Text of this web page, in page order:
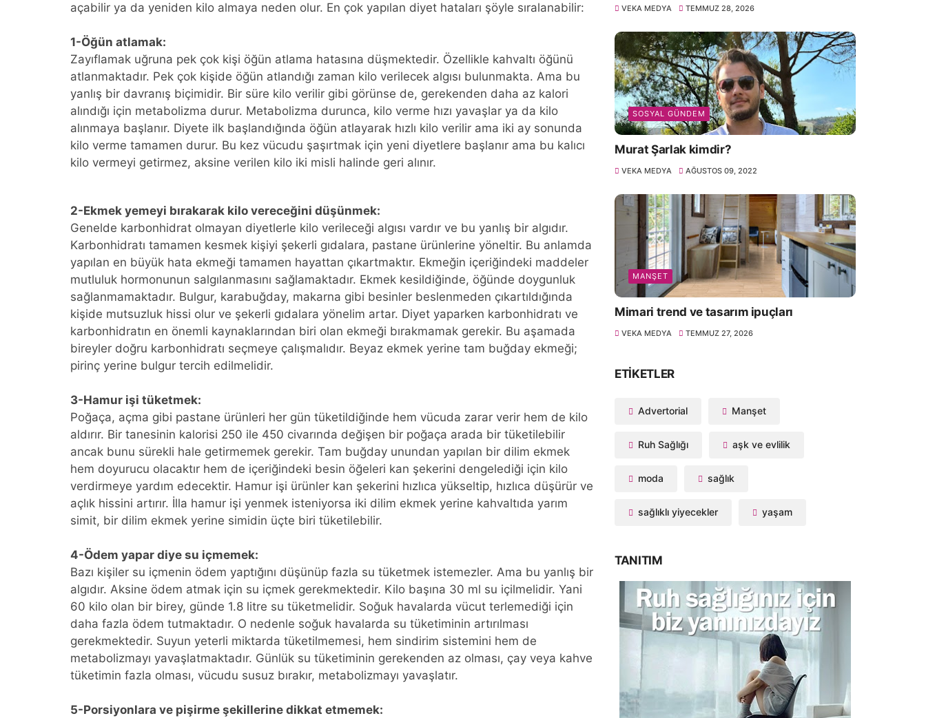
açabilir ya da yeniden kilo almaya neden olur. En çok yapılan diyet hataları şöyle sıralanabilir:
1-Öğün atlamak:
Zayıflamak uğruna pek çok kişi öğün atlama hatasına düşmektedir. Özellikle kahvaltı öğünü
atlanmaktadır. Pek çok kişide öğün atlandığı zaman kilo verilecek algısı bulunmakta. Ama bu
yanlış bir davranış biçimidir. Bir süre kilo verilir gibi görünse de, gerekenden daha az kalori
alındığı için metabolizma durur. Metabolizma durunca, kilo verme hızı yavaşlar ya da kilo
alınmaya başlanır. Diyete ilk başlandığında öğün atlayarak hızlı kilo verilir ama iki ay sonunda
kilo verme tamamen durur. Bu kez vücudu şaşırtmak için yeni diyetlere başlanır ama bu kalıcı
kilo vermeyi getirmez, aksine verilen kilo iki misli halinde geri alınır.
2-Ekmek yemeyi bırakarak kilo vereceğini düşünmek:
Genelde karbonhidrat olmayan diyetlerle kilo verileceği algısı vardır ve bu yanlış bir algıdır.
Karbonhidratı tamamen kesmek kişiyi şekerli gıdalara, pastane ürünlerine yöneltir. Bu anlamda
yapılan en büyük hata ekmeği tamamen hayattan çıkartmaktır. Ekmeğin içeriğindeki maddeler
mutluluk hormonunun salgılanmasını sağlamaktadır. Ekmek kesildiğinde, öğünde doygunluk
sağlanmamaktadır. Bulgur, karabuğday, makarna gibi besinler beslenmeden çıkartıldığında
kişide mutsuzluk hissi olur ve şekerli gıdalara yönelim artar. Diyet yaparken karbonhidratı ve
karbonhidratın en önemli kaynaklarından biri olan ekmeği bırakmamak gerekir. Bu aşamada
bireyler doğru karbonhidratı seçmeye çalışmalıdır. Beyaz ekmek yerine tam buğday ekmeği;
pirinç yerine bulgur tercih edilmelidir.
3-Hamur işi tüketmek:
Poğaça, açma gibi pastane ürünleri her gün tüketildiğinde hem vücuda zarar verir hem de kilo
aldırır. Bir tanesinin kalorisi 250 ile 450 civarında değişen bir poğaça arada bir tüketilebilir
ancak bunu sürekli hale getirmemek gerekir. Tam buğday unundan yapılan bir dilim ekmek
hem doyurucu olacaktır hem de içeriğindeki besin öğeleri kan şekerini dengelediği için kilo
verdirmeye yardım edecektir. Hamur işi ürünler kan şekerini hızlıca yükseltip, hızlıca düşürür ve
açlık hissini artırır. İlla hamur işi yenmek isteniyorsa iki dilim ekmek yerine kahvaltıda yarım
simit, bir dilim ekmek yerine simidin üçte biri tüketilebilir.
4-Ödem yapar diye su içmemek:
Bazı kişiler su içmenin ödem yaptığını düşünüp fazla su tüketmek istemezler. Ama bu yanlış bir
algıdır. Aksine ödem atmak için su içmek gerekmektedir. Kilo başına 30 ml su içilmelidir. Yani
60 kilo olan bir birey, günde 1.8 litre su tüketmelidir. Soğuk havalarda vücut terlemediği için
daha fazla ödem tutmaktadır. O nedenle soğuk havalarda su tüketiminin artırılması
gerekmektedir. Suyun yeterli miktarda tüketilmemesi, hem sindirim sistemini hem de
metabolizmayı yavaşlatmaktadır. Günlük su tüketiminin gerekenden az olması, çay veya kahve
tüketimin fazla olması, vücudu susuz bırakır, metabolizmayı yavaşlatır.
5-Porsiyonlara ve pişirme şekillerine dikkat etmemek:
VEKA MEDYA TEMMUZ 28, 2026
SOSYAL GÜNDEM
Murat Şarlak kimdir?
VEKA MEDYA AĞUSTOS 09, 2022
MANŞET
Mimari trend ve tasarım ipuçları
VEKA MEDYA TEMMUZ 27, 2026
ETIKETLER
Advertorial Manşet
Ruh Sağlığı aşk ve evlilik
moda sağlık
sağlıklı yiyecekler yaşam
TANITIM